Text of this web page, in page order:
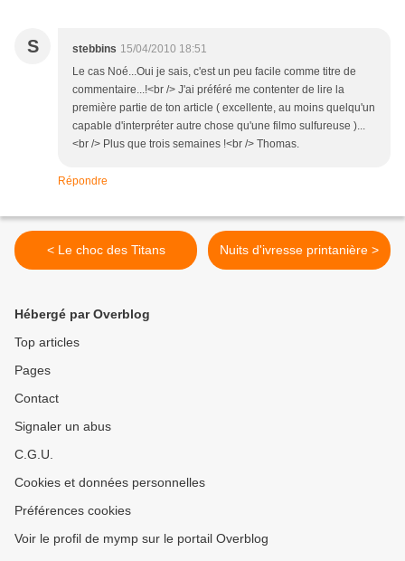
S stebbins 15/04/2010 18:51
Le cas Noé...Oui je sais, c'est un peu facile comme titre de
commentaire...!<br /> J'ai préféré me contenter de lire la
première partie de ton article ( excellente, au moins quelqu'un
capable d'interpréter autre chose qu'une filmo sulfureuse )...
<br /> Plus que trois semaines !<br /> Thomas.
Répondre
< Le choc des Titans Nuits d'ivresse printanière >
Hébergé par Overblog
Top articles
Pages
Contact
Signaler un abus
C.G.U.
Cookies et données personnelles
Préférences cookies
Voir le profil de mymp sur le portail Overblog